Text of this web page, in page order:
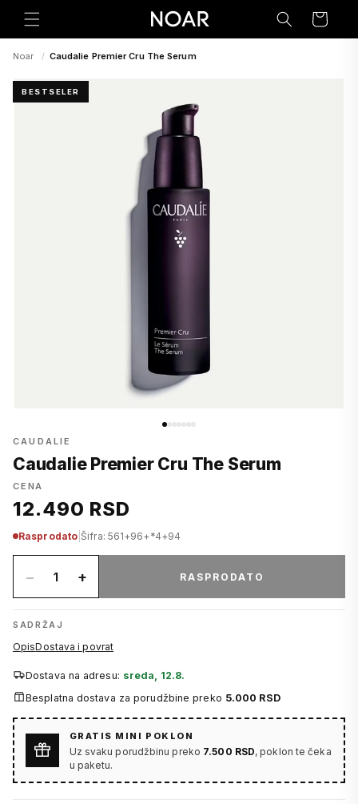
na
Korpa
Noar / Caudalie Premier Cru The Serum
BESTSELER
CAUDALIE
Caudalie Premier Cru The Serum
CENA
12.490 RSD
Rasprodato Šifra: 561+96+*4+94
− 1 + RASPRODATO
SADRŽAJ
OpisDostava i povrat
Dostava na adresu: sreda, 12.8.
Besplatna dostava za porudžbine preko 5.000 RSD
GRATIS MINI POKLON
Uz svaku porudžbinu preko 7.500 RSD, poklon te čeka
u paketu.